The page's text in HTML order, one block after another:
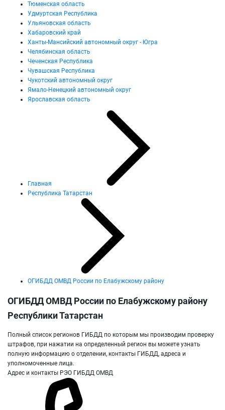
Тюменская область
Удмуртская Республика
Ульяновская область
Хабаровский край
Ханты-Мансийский автономный округ - Югра
Челябинская область
Чеченская Республика
Чувашская Республика
Чукотский автономный округ
Ямало-Ненецкий автономный округ
Ярославская область
Главная
Республика Татарстан
ОГИБДД ОМВД России по Елабужскому району
ОГИБДД ОМВД России по Елабужскому району
Республики Татарстан
Полный список регионов ГИБДД по которым мы производим проверку
штрафов, при нажатии на определенный регион вы можете узнать
полную информацию о отделении, контакты ГИБДД, адреса и
уполномоченные лица.
Адрес и контакты РЭО ГИБДД ОМВД